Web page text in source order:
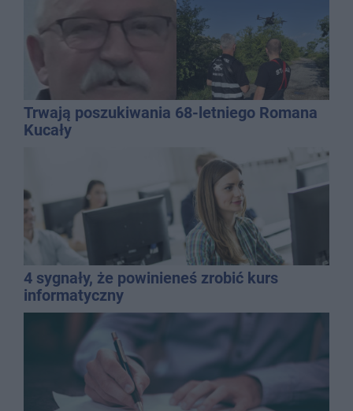
Trwają poszukiwania 68-letniego Romana
Kucały
4 sygnały, że powinieneś zrobić kurs
informatyczny